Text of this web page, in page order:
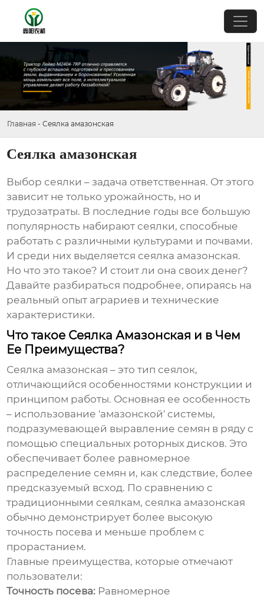
Главная - Сеялка амазонская
Сеялка амазонская
Выбор сеялки – задача ответственная. От этого
зависит не только урожайность, но и
трудозатраты. В последние годы все большую
популярность набирают сеялки, способные
работать с различными культурами и почвами.
И среди них выделяется сеялка амазонская.
Но что это такое? И стоит ли она своих денег?
Давайте разбираться подробнее, опираясь на
реальный опыт аграриев и технические
характеристики.
Что такое Сеялка Амазонская и в Чем
Ее Преимущества?
Сеялка амазонская – это тип сеялок,
отличающийся особенностями конструкции и
принципом работы. Основная ее особенность
– использование 'амазонской' системы,
подразумевающей выравление семян в ряду с
помощью специальных роторных дисков. Это
обеспечивает более равномерное
распределение семян и, как следствие, более
предсказуемый всход. По сравнению с
традиционными сеялкам, сеялка амазонская
обычно демонстрирует более высокую
точность посева и меньше проблем с
прорастанием.
Главные преимущества, которые отмечают
пользователи:
Точность посева: Равномерное